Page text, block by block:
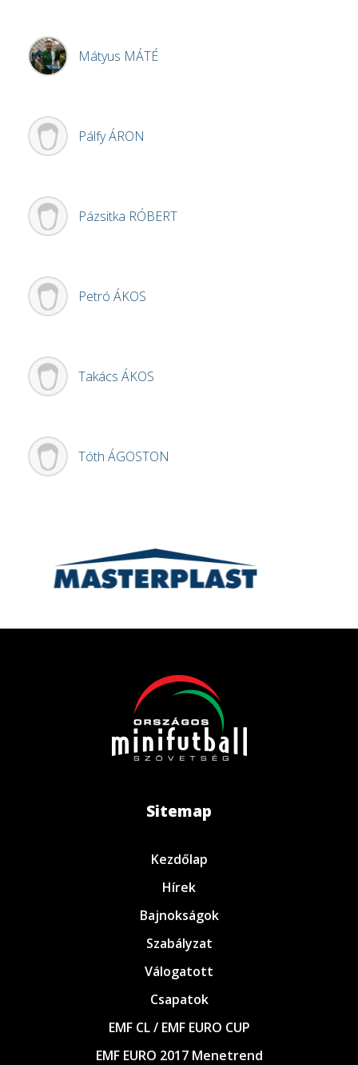
Mátyus MÁTÉ
PálfyÁRON
Pázsitka RÓBERT
Petró ÁKOS
Takács ÁKOS
Tóth ÁGOSTON
Sitemap
Kezdőlap
Hírek
Bajnokságok
Szabályzat
Válogatott
Csapatok
EMF CL / EMF EURO CUP
EMF EURO 2017 Menetrend